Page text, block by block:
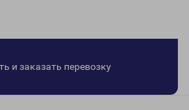
и заказать перевозку